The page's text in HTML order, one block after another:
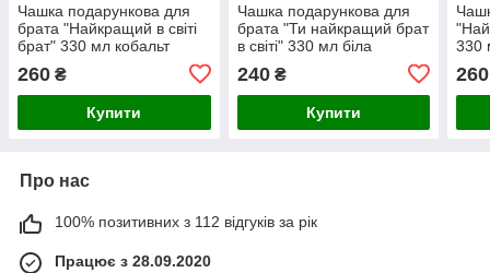
Чашка подарункова для
брата "Найкращий в світі
брат" 330 мл кобальт
260 ₴
Купити
Чашка подарункова для
брата "Ти найкращий брат
в світі" 330 мл біла
240₴
Купити
330
260
Про нас
100% позитивних з 112 відгуків за рік
Працює з 28.09.2020